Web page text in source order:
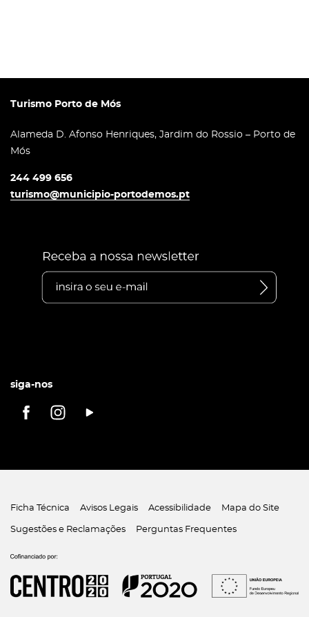
Turismo Porto de Mós
Alameda D. Afonso Henriques, Jardim do Rossio – Porto de
Mós
244 499 656
turismo@municipio-portodemos.pt
siga-nos
Ficha Técnica Avisos Legais Acessibilidade Mapa do Site
Sugestões e Reclamações Perguntas Frequentes